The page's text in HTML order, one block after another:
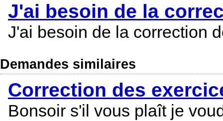
J'ai besoin de la
J'ai besoin de la correction
Demandes similaires
Correction des
Bonsoir s'il vous plaît je